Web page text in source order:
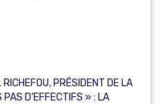
PRÉSIDENT DE LA
PAS D’EFFECTIFS » : LA